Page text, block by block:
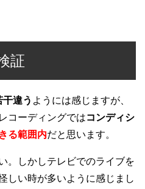
証
干違う ようには感じますが、
コーディングではコンディシ
る範囲内だと思います。
。しかしテレビでのライブを
しい時が多いように感じまし